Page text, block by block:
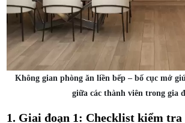
Không gian phòng ăn liền bếp – bố cục mở
giữa các thành viên trong gia
1. Giai đoạn 1: Checklist kiểm